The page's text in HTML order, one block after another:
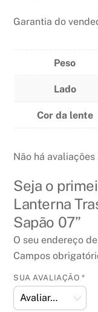
Garantia do
Peso
Lado
Cor da lente
Não há avaliações
Seja o
Lanterna
Sapão 07”
O seu endereço
Campos
SUA AVALIAÇÃO *